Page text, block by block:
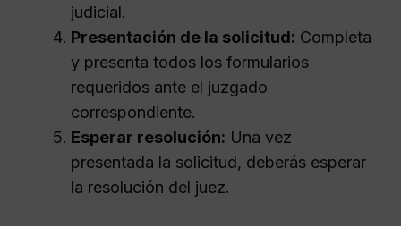
judicial.
Presentación de la solicitud: Completa
y presenta todos los formularios
requeridos ante el juzgado
correspondiente.
Esperar resolución: Una vez
presentada la solicitud, deberás esperar
la resolución del juez.